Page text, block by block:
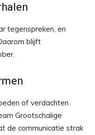
tegenspreken, en
blijft
of verdachten
Grootschalige
de communicatie strak